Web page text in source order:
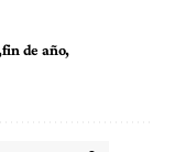
fin de año